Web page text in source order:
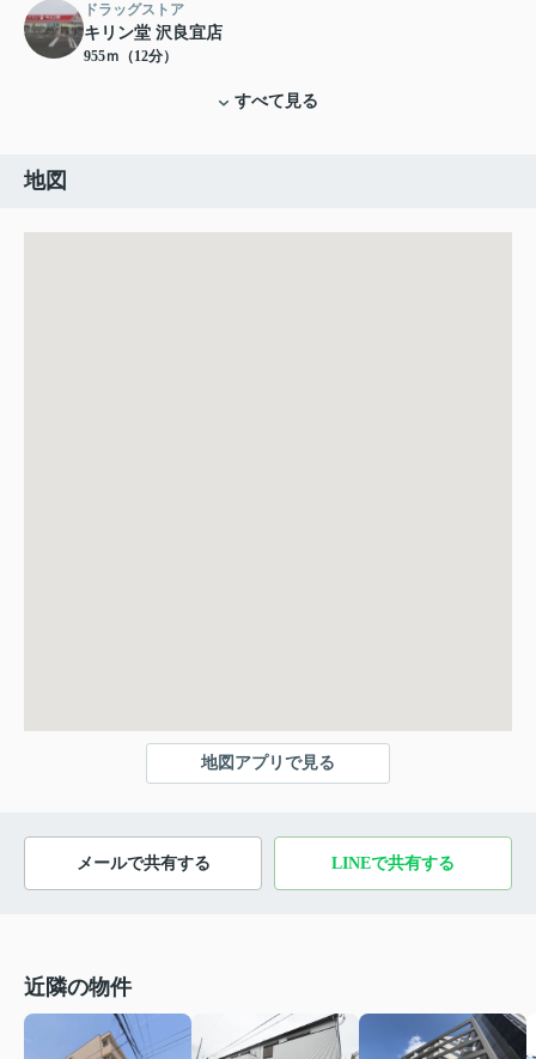
ドラッグストア
キリン堂 沢良宜店
955ｍ（12分）
すべて見る
地図
地図アプリで見る
メールで共有する LINEで共有する
近隣の物件